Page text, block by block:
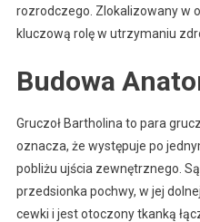
rozrodczego. Zlokalizowany w
kluczową rolę w utrzymaniu
Budowa
Gruczoł Bartholina to para
oznacza, że występuje po
pobliżu ujścia zewnętrznego.
przedsionka pochwy, w jej
cewki i jest otoczony tkanką